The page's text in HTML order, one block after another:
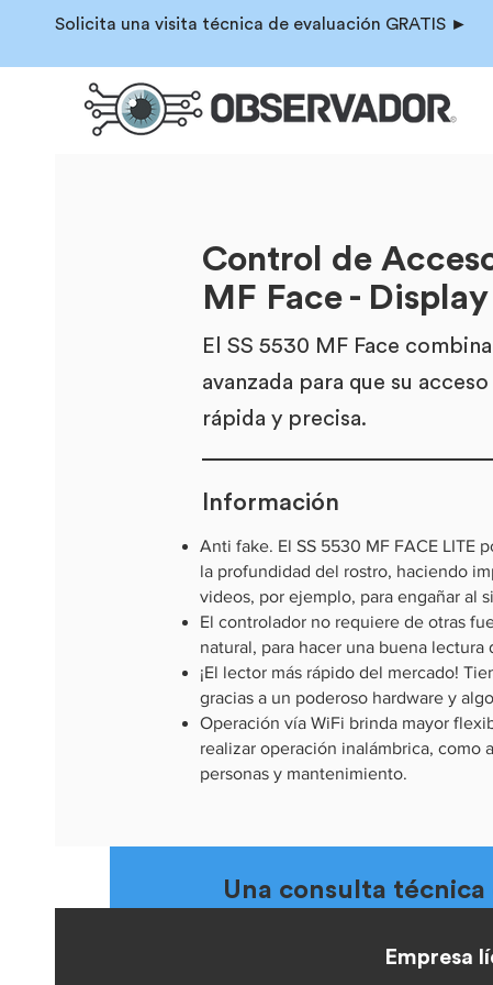
Solicita una visita técnica de evaluación GRATIS ►
Control de
MF Face -
El SS 5530 MF Face
avanzada para que su
rápida y precisa.
Información
Anti fake. El SS 5530 MF FACE LITE
la profundidad del rostro, haciendo
videos, por ejemplo, para engañar al
El controlador no requiere de otras
natural, para hacer una buena lectura
¡El lector más rápido del mercado!
gracias a un poderoso hardware y
Operación vía WiFi brinda mayor
realizar operación inalámbrica, como
personas y mantenimiento.
Una consulta
Empresa